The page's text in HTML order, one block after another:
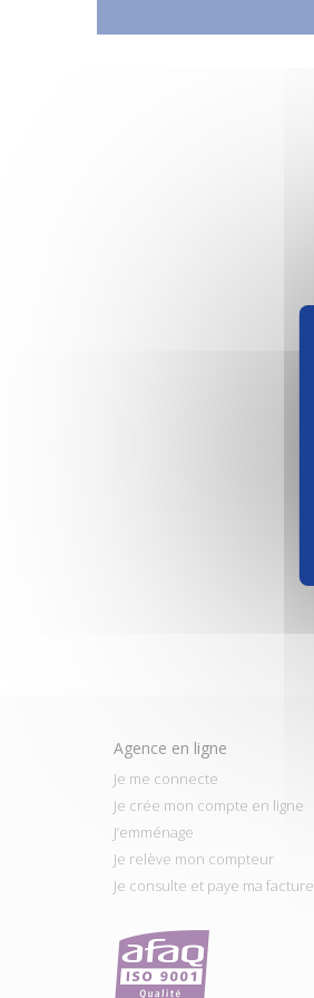
Agence en ligne
Je me connecte
Je crée mon compte en ligne
J’emménage
Je relève mon compteur
Je consulte et paye ma facture